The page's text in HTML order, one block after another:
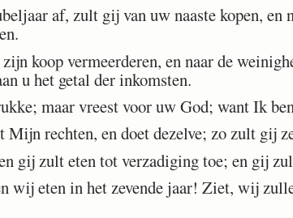
af, zult gij van uw naaste kopen, en
koop vermeerderen, en naar de
u het getal der inkomsten.
maar vreest voor uw God; want Ik
rechten, en doet dezelve; zo zult gij
gij zult eten tot verzadiging toe; en gij
wij eten in het zevende jaar! Ziet, wij